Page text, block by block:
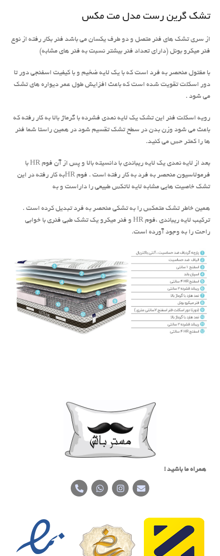
تشک گرین رست مدل مت مکس
از سری تشک های فنر متصل و دو طرف یکسان می باشد فنر بکار رفته از نوع
فنر میکرو بونل (دارای تعداد فنر بیشتر نسبت به فنر های مشابه)
با مفتول منحصر به فرد است که با یک لایه ضخیم و با کیفیت اسفنجی دور تا
دور اسکلت تقویت شده است که باعث افزایش طول عمر دیواره های تشک
می شود .
رویه اسکلت فنر این تشک یک لایه نمدی فشرده با گرماژ بالا به کار رفته که
باعث می شود وزن بدن در سطح تشک تقسیم شود در همین راستا شما فنر
ها را کمتر حس می کنید.
بعد از لایه نمدی یک لایه ریباندی با دانسیته بالا و پس از آن فوم HR با
فرمولاسیون منحصر به فرد به کار رفته است . فوم HRبه کار رفته در این
تشک خاصیت هایی مشابه لایه لاتکس طبیعی را داراست و به
همین خاطر تشک متمکس را به تشکی منحصر به فرد تبدیل کرده است .
ترکیب لایه ریباندی ،فوم HR و فنر میکرو یک تشک طبی فنری با خوابی
راحت را به وجود آورده است.
همراه ما باشید !